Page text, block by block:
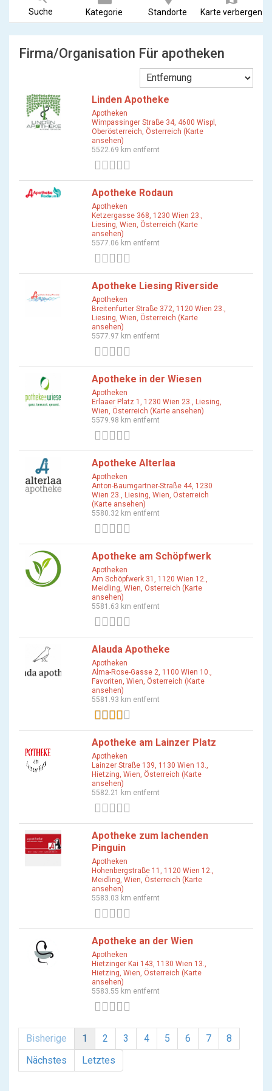
Suche Kategorie Standorte Karte verbergen
Firma/Organisation Für apotheken
Linden Apotheke
Apotheken
Wimpassinger Straße 34, 4600 Wispl,
Oberösterreich, Österreich (Karte
ansehen)
5522.69 km entfernt
Apotheke Rodaun
Apotheken
Ketzergasse 368, 1230 Wien 23.,
Liesing, Wien, Österreich (Karte
ansehen)
5577.06 km entfernt
Apotheke Liesing Riverside
Apotheken
Breitenfurter Straße 372, 1120 Wien 23.,
Liesing, Wien, Österreich (Karte
ansehen)
5577.97 km entfernt
Apotheke in der Wiesen
Apotheken
Erlaaer Platz 1, 1230 Wien 23., Liesing,
Wien, Österreich (Karte ansehen)
5579.98 km entfernt
Apotheke Alterlaa
Apotheken
Anton-Baumgartner-Straße 44, 1230
Wien 23., Liesing, Wien, Österreich
(Karte ansehen)
5580.32 km entfernt
Apotheke am Schöpfwerk
Apotheken
Am Schöpfwerk 31, 1120 Wien 12.,
Meidling, Wien, Österreich (Karte
ansehen)
5581.63 km entfernt
Alauda Apotheke
Apotheken
Alma-Rose-Gasse 2, 1100 Wien 10.,
Favoriten, Wien, Österreich (Karte
ansehen)
5581.93 km entfernt
Apotheke am Lainzer Platz
Apotheken
Lainzer Straße 139, 1130 Wien 13.,
Hietzing, Wien, Österreich (Karte
ansehen)
5582.21 km entfernt
Apotheke zum lachenden
Pinguin
Apotheken
Hohenbergstraße 11, 1120 Wien 12.,
Meidling, Wien, Österreich (Karte
ansehen)
5583.03 km entfernt
Apotheke an der Wien
Apotheken
Hietzinger Kai 143, 1130 Wien 13.,
Hietzing, Wien, Österreich (Karte
ansehen)
5583.55 km entfernt
Bisherige 1 2 3 4 5 6 7
8
Nächstes
Letztes